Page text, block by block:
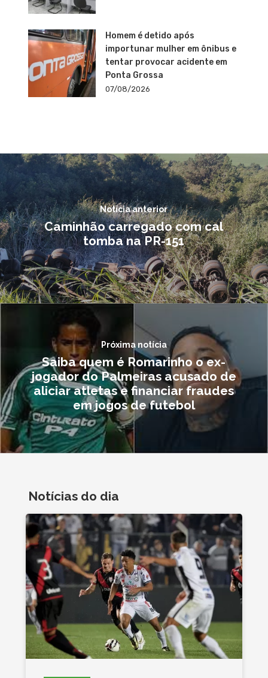
Homem é detido após
importunar mulher em ônibus e
tentar provocar acidente em
Ponta Grossa
07/08/2026
Notícia anterior
Caminhão carregado com cal
tomba na PR-151
Próxima notícia
Saiba quem é Romarinho o ex-
jogador do Palmeiras acusado de
aliciar atletas e financiar fraudes
em jogos de futebol
Notícias do dia